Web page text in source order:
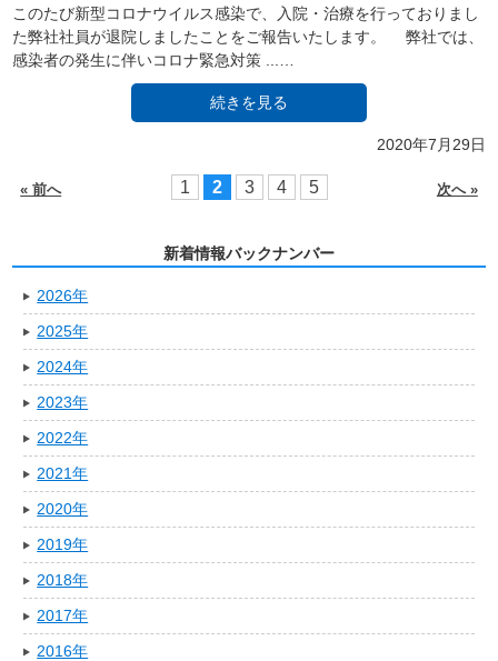
このたび新型コロナウイルス感染で、入院・治療を行っておりまし
た弊社社員が退院しましたことをご報告いたします。 弊社では、
感染者の発生に伴いコロナ緊急対策 ...…
続きを見る
2020年7月29日
« 前へ 1 2 3 4 5 次へ »
新着情報バックナンバー
2026年
2025年
2024年
2023年
2022年
2021年
2020年
2019年
2018年
2017年
2016年